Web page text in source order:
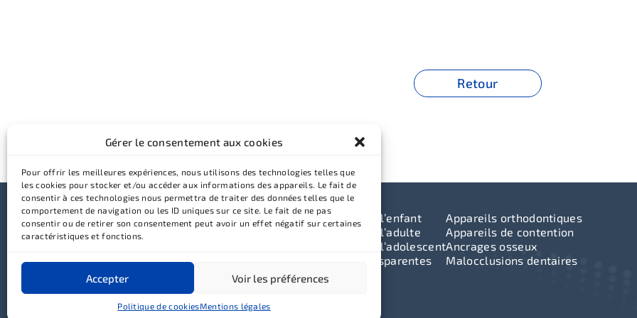
Gérer le consentement aux cookies
Pour offrir les meilleures expériences, nous utilisons des technologies telles que
les cookies pour stocker et/ou accéder aux informations des appareils. Le fait de
consentir à ces technologies nous permettra de traiter des données telles que le
comportement de navigation ou les ID uniques sur ce site. Le fait de ne pas
consentir ou de retirer son consentement peut avoir un effet négatif sur certaines
caractéristiques et fonctions.
Accepter Voir les préférences
Politique de cookiesMentions légales
Retour
Cabinet Ohayon © 2026
Tous droits réservés
Conception et réalisation :
MEDIWEB
Mentions légales
Équipe
Cabinet
Accès
Contact
Orthodontie de l’enfant
Orthodontie de l’adulte
Orthodontie de l’adolescent
Gouttières transparentes
Appareils orthodontiques
Appareils de contention
Ancrages osseux
Malocclusions dentaires